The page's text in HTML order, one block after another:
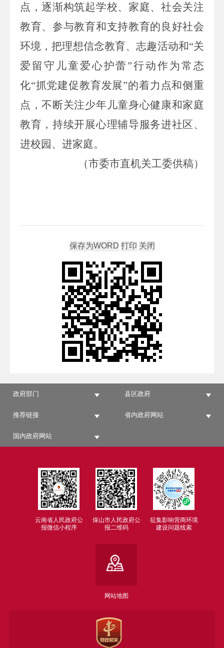
点，逐渐构筑起学校、家庭、社会关注
教育、参与教育和支持教育的良好社会
环境，把理想信念教育、志趣活动和“关
爱留守儿童爱心护蕾”行动作为常态
化“抓党建促教育发展”的着力点和侧重
点，不断关注少年儿童身心健康和家庭
教育，持续开展心理辅导服务进社区、
进校园、进家庭。
（市委市直机关工委供稿）
政府部门 县区政府
推荐链接 省内政府网站
国内政府网站
云南省人民政府公
报微信小程序
保山市人民政府公
报二维码
征集影响营商环境
建设问题线索
网站地图